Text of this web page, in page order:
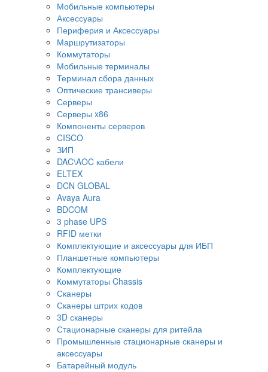
Мобильные компьютеры
Аксессуары
Периферия и Аксессуары
Маршрутизаторы
Коммутаторы
Мобильные терминалы
Терминал сбора данных
Оптические трансиверы
Серверы
Серверы x86
Компоненты серверов
CISCO
ЗИП
DAC\AOC кабели
ELTEX
DCN GLOBAL
Avaya Aura
BDCOM
3 phase UPS
RFID метки
Комплектующие и аксессуары для ИБП
Планшетные компьютеры
Комплектующие
Коммутаторы Chassis
Сканеры
Сканеры штрих кодов
3D сканеры
Стационарные сканеры для ритейла
Промышленные стационарные сканеры и
аксессуары
Батарейный модуль